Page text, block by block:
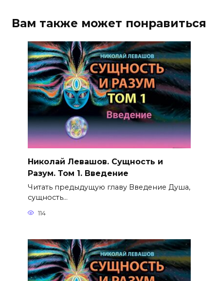
Вам также может понравиться
Николай Левашов. Сущность и
Разум. Том 1. Введение
Читать предыдущую главу Введение Душа,
сущность…
114